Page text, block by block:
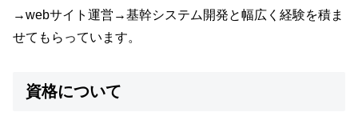
→webサイト運営→基幹システム開発と幅広く経験を積ま
せてもらっています。
資格について